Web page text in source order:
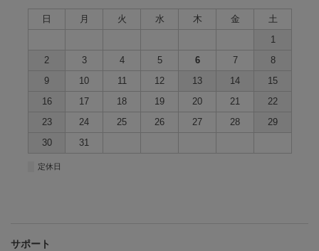
日 月 火 水 木 金
土
1
2
3 4 5 6 7
8
9
10 11 12 13 14
15
16
17 18 19 20 21
22
23
24 25 26 27 28
29
30
31
定休日
サポート